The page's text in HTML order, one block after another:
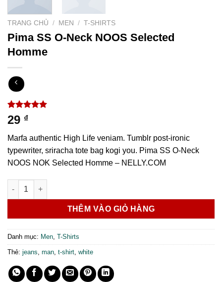
TRANG CHỦ / MEN / T-SHIRTS
Pima SS O-Neck NOOS Selected
Homme
5.00 trên 5
dựa trên
1
29 ₫
Marfa authentic High Life veniam. Tumblr post-ironic
typewriter, sriracha tote bag kogi you. Pima SS O-Neck
NOOS NOK Selected Homme – NELLY.COM
Pima SS O-Neck NOOS Selected Homme số lượng
THÊM VÀO GIỎ HÀNG
Danh mục: Men T-Shirts
Thẻ: jeans man t-shirt white